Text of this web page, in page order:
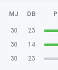
MJ DB
30 23
30 14
30 23